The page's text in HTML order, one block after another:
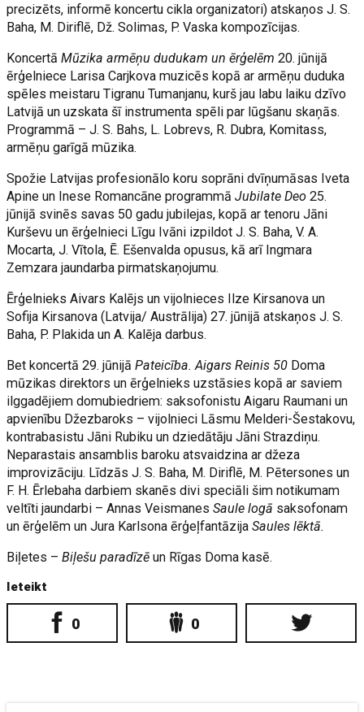
precizēts, informē koncertu cikla organizatori) atskaņos J. S.
Baha, M. Diriflē, Dž. Solimas, P. Vaska kompozīcijas.
KoncertāMūzika armēņu dudukam un ērģelēm 20. jūnijā
ērģelniece Larisa Carjkova muzicēs kopā ar armēņu duduka
spēles meistaru Tigranu Tumanjanu, kurš jau labu laiku dzīvo
Latvijā un uzskata šī instrumenta spēli par lūgšanu skaņās.
Programmā – J. S. Bahs, L. Lobrevs, R. Dubra, Komitass,
armēņu garīgā mūzika.
Spožie Latvijas profesionālo koru soprāni dvīņumāsas Iveta
Apine un Inese Romancāne programmāJubilate Deo25.
jūnijā svinēs savas 50 gadu jubilejas, kopā ar tenoru Jāni
Kurševu un ērģelnieci Līgu Ivāni izpildot J. S. Baha, V. A.
Mocarta, J. Vītola, Ē. Ešenvalda opusus, kā arī Ingmara
Zemzara jaundarba pirmatskaņojumu.
Ērģelnieks Aivars Kalējs un vijolnieces Ilze Kirsanova un
Sofija Kirsanova (Latvija/ Austrālija) 27. jūnijā atskaņos J. S.
Baha, P. Plakida un A. Kalēja darbus.
Bet koncertā 29. jūnijāPateicība. Aigars Reinis 50 Doma
mūzikas direktors un ērģelnieks uzstāsies kopā ar saviem
ilggadējiem domubiedriem: saksofonistu Aigaru Raumani un
apvienību Džezbaroks – vijolnieci Lāsmu Melderi-Šestakovu,
kontrabasistu Jāni Rubiku un dziedātāju Jāni Strazdiņu.
Neparastais ansamblis baroku atsvaidzina ar džeza
improvizāciju. Līdzās J. S. Baha, M. Diriflē, M. Pētersones un
F. H. Ērlebaha darbiem skanēs divi speciāli šim notikumam
veltīti jaundarbi – Annas VeismanesSaule logā saksofonam
un ērģelēm un Jura Karlsona ērģeļfantāzijaSaules lēktā.
Biļetes –Biļešu paradīzē un Rīgas Doma kasē.
Ieteikt
0 0